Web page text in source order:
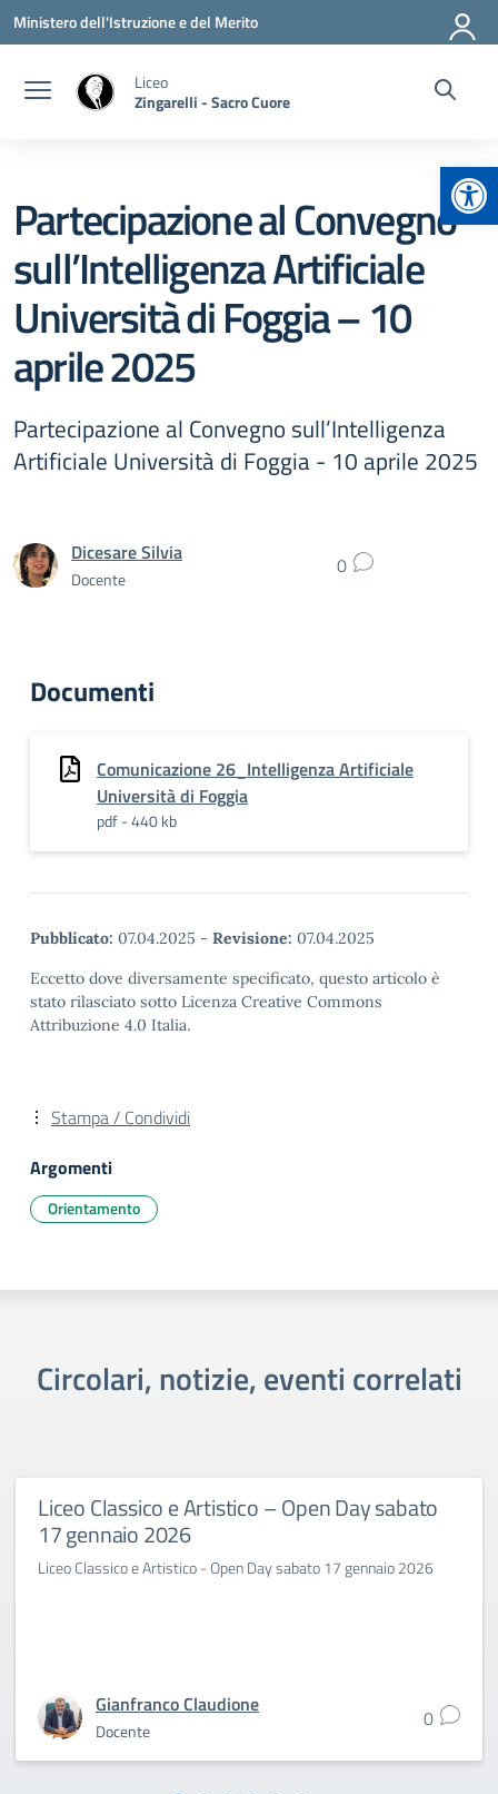
Vai ai contenuti
Vai al menu di navigazione
Vai al footer
Ministero dell'Istruzione e del Merito
Liceo
Zingarelli - Sacro Cuore
Partecipazione al Convegno
sull’Intelligenza Artificiale
Università di Foggia – 10
aprile 2025
Partecipazione al Convegno sull’Intelligenza
Artificiale Università di Foggia - 10 aprile 2025
Dicesare Silvia
Docente 0
Documenti
Comunicazione 26_Intelligenza Artificiale
Università di Foggia
pdf - 440 kb
Pubblicato: 07.04.2025 - Revisione: 07.04.2025
Eccetto dove diversamente specificato, questo articolo è
stato rilasciato sotto Licenza Creative Commons
Attribuzione 4.0 Italia.
Stampa / Condividi
Argomenti
Orientamento
Circolari, notizie, eventi correlati
Liceo Classico e Artistico – Open Day sabato
17 gennaio 2026
Liceo Classico e Artistico - Open Day sabato 17 gennaio 2026
Gianfranco Claudione
Docente 0